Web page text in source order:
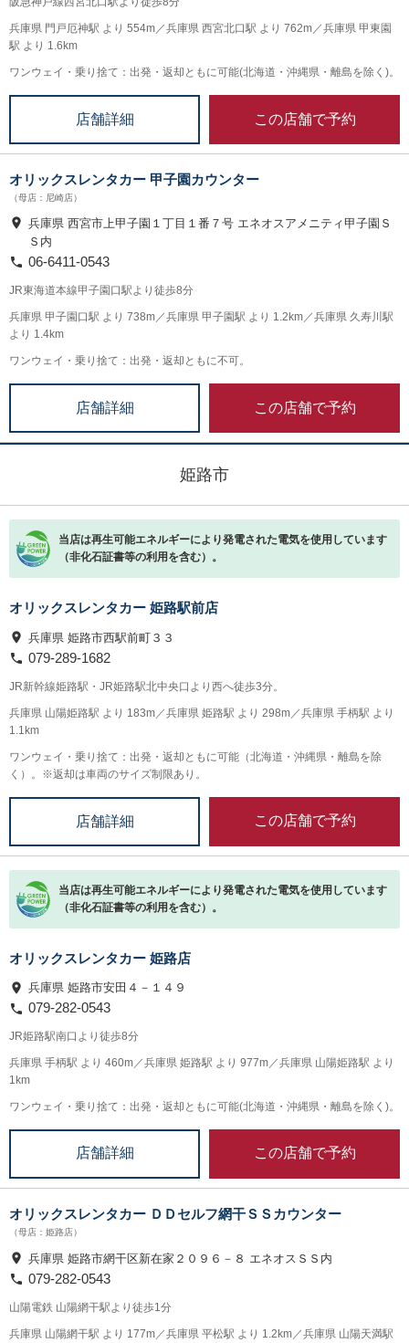
兵庫県 門戸厄神駅 より 554m／兵庫県 西宮北口駅 より 762m／兵庫県 甲東園
駅 より 1.6km
ワンウェイ・乗り捨て：出発・返却ともに可能(北海道・沖縄県・離島を除く)。
店舗詳細 この店舗で予約
オリックスレンタカー 甲子園カウンター
（母店：尼崎店）
兵庫県 西宮市上甲子園１丁目１番７号 エネオスアメニティ甲子園Ｓ
Ｓ内
06-6411-0543
JR東海道本線甲子園口駅より徒歩8分
兵庫県 甲子園口駅 より 738m／兵庫県 甲子園駅 より 1.2km／兵庫県 久寿川駅
より 1.4km
ワンウェイ・乗り捨て：出発・返却ともに不可。
店舗詳細 この店舗で予約
姫路市
当店は再生可能エネルギーにより発電された電気を使用しています
（非化石証書等の利用を含む）。
オリックスレンタカー 姫路駅前店
兵庫県 姫路市西駅前町３３
079-289-1682
JR新幹線姫路駅・JR姫路駅北中央口より西へ徒歩3分。
兵庫県 山陽姫路駅 より 183m／兵庫県 姫路駅 より 298m／兵庫県 手柄駅 より
1.1km
ワンウェイ・乗り捨て：出発・返却ともに可能（北海道・沖縄県・離島を除
く）。※返却は車両のサイズ制限あり。
店舗詳細 この店舗で予約
当店は再生可能エネルギーにより発電された電気を使用しています
（非化石証書等の利用を含む）。
オリックスレンタカー 姫路店
兵庫県 姫路市安田４－１４９
079-282-0543
JR姫路駅南口より徒歩8分
兵庫県 手柄駅 より 460m／兵庫県 姫路駅 より 977m／兵庫県 山陽姫路駅 より
1km
ワンウェイ・乗り捨て：出発・返却ともに可能(北海道・沖縄県・離島を除く)。
店舗詳細 この店舗で予約
オリックスレンタカー ＤＤセルフ網干ＳＳカウンター
（母店：姫路店）
兵庫県 姫路市網干区新在家２０９６－８ エネオスＳＳ内
079-282-0543
山陽電鉄 山陽網干駅より徒歩1分
兵庫県 山陽網干駅 より 177m／兵庫県 平松駅 より 1.2km／兵庫県 山陽天満駅